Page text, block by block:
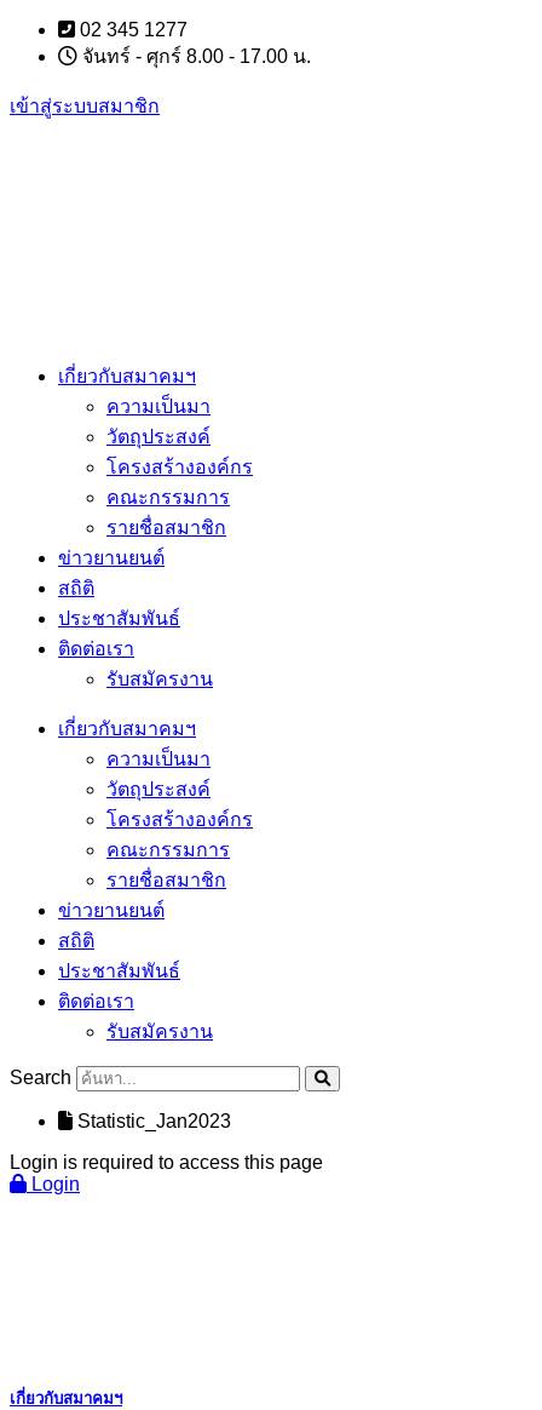
Skip
content
02 345 1277
จันทร์ - ศุกร์ 8.00 - 17.00 น.
เข้าสู่ระบบสมาชิก
เกี่ยวกับสมาคมฯ
ความเป็นมา
วัตถุประสงค์
โครงสร้างองค์กร
คณะกรรมการ
รายชื่อสมาชิก
ข่าวยานยนต์
สถิติ
ประชาสัมพันธ์
ติดต่อเรา
รับสมัครงาน
เกี่ยวกับสมาคมฯ
ความเป็นมา
วัตถุประสงค์
โครงสร้างองค์กร
คณะกรรมการ
รายชื่อสมาชิก
ข่าวยานยนต์
สถิติ
ประชาสัมพันธ์
ติดต่อเรา
รับสมัครงาน
Search
Statistic_Jan2023
Login is required to access this page
Login
เกี่ยวกับสมาคมฯ